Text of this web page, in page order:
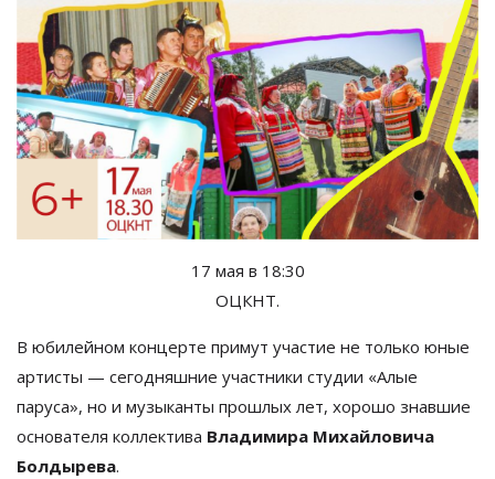
17 мая в 18:30
ОЦКНТ.
В юбилейном концерте примут участие не только юные
артисты — сегодняшние участники студии «Алые
паруса», но и музыканты прошлых лет, хорошо знавшие
основателя коллектива Владимира Михайловича
Болдырева.